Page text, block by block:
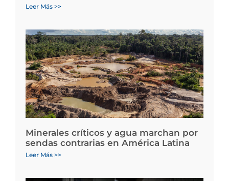
Leer Más >>
Minerales críticos y agua marchan por
sendas contrarias en América Latina
Leer Más >>